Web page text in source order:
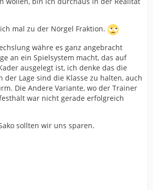
mal zu der Nörgel Fraktion.
währe es ganz angebracht
an ein Spielsystem macht, das auf
ausgelegt ist, ich denke das die
der Lage sind die Klasse zu halten, auch
Die Andere Variante, wo der Trainer
war nicht gerade erfolgreich
sollten wir uns sparen.